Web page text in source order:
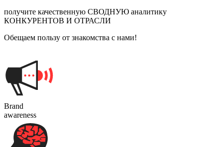
получите качественную СВОДНУЮ аналитику
КОНКУРЕНТОВ И ОТРАСЛИ
Обещаем пользу от знакомства с нами!
Brand
awareness